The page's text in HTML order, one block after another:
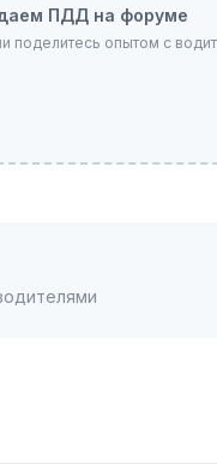
ПДД на форуме
поделитесь опытом с